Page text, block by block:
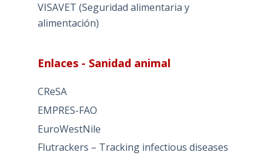
VISAVET (Seguridad alimentaria y
alimentación)
Enlaces - Sanidad animal
CReSA
EMPRES-FAO
EuroWestNile
Flutrackers – Tracking infectious diseases